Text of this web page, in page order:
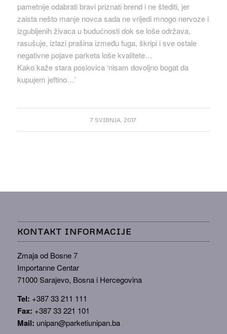
pametnije odabrati bravi priznati brend i ne štediti, jer
zaista nešto manje novca sada ne vrijedi mnogo nervoze i
izgubljenih živaca u budućnosti dok se loše održava,
rasušuje, izlazi prašina između fuga, škripi i sve ostale
negativne pojave parketa loše kvalitete…
Kako kaže stara poslovica ‘nisam dovoljno bogat da
kupujem jeftino…’
7 SVIBNJA, 2017
KONTAKT INFORMACIJE
Zmaja od Bosne 7
Importanne Centar
71000 Sarajevo, Bosna i Hercegovina
Tel: +387 33 211 111
Fax: +387 33 221 101
Mail: unipan@parketiunipan.ba